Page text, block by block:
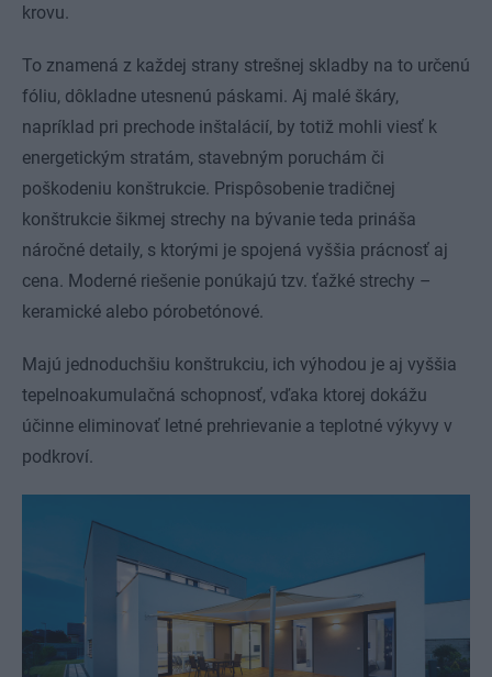
krovu.
To znamená z každej strany strešnej skladby na to určenú
fóliu, dôkladne utesnenú páskami. Aj malé škáry,
napríklad pri prechode inštalácií, by totiž mohli viesť k
energetickým stratám, stavebným poruchám či
poškodeniu konštrukcie. Prispôsobenie tradičnej
konštrukcie šikmej strechy na bývanie teda prináša
náročné detaily, s ktorými je spojená vyššia prácnosť aj
cena. Moderné riešenie ponúkajú tzv. ťažké strechy –
keramické alebo pórobetónové.
Majú jednoduchšiu konštrukciu, ich výhodou je aj vyššia
tepelnoakumulačná schopnosť, vďaka ktorej dokážu
účinne eliminovať letné prehrievanie a teplotné výkyvy v
podkroví.